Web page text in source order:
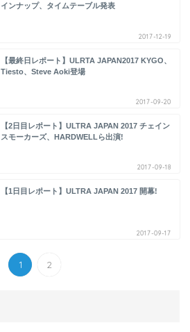
インナップ、タイムテーブル発表
2017-12-19
【最終日レポート】ULRTA JAPAN2017 KYGO、
Tiesto、Steve Aoki登場
2017-09-20
【2日目レポート】ULTRA JAPAN 2017 チェイン
スモーカーズ、HARDWELLら出演!
2017-09-18
【1日目レポート】ULTRA JAPAN 2017 開幕!
2017-09-17
1 2